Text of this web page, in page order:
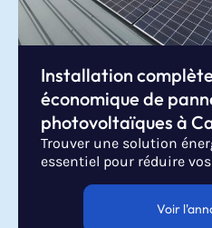
Installation
économique de
photovoltaïques à
Trouver une solution
essentiel pour réduire
Voir